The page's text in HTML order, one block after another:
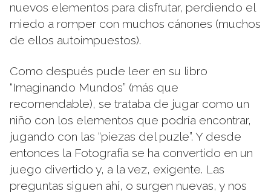
nuevos elementos para disfrutar, perdiendo el
miedo a romper con muchos cánones (muchos
de ellos autoimpuestos).
Como después pude leer en su libro
“Imaginando Mundos” (más que
recomendable), se trataba de jugar como un
niño con los elementos que podría encontrar,
jugando con las “piezas del puzle”. Y desde
entonces la Fotografía se ha convertido en un
juego divertido y, a la vez, exigente. Las
preguntas siguen ahí, o surgen nuevas, y nos